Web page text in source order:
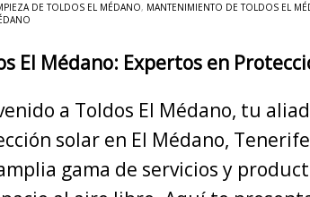
DE TOLDOS EL MÉDANO, MANTENIMIENTO DE TOLDOS EL
El Médano: Expertos en
a Toldos El Médano, tu
solar en El Médano,
gama de servicios y